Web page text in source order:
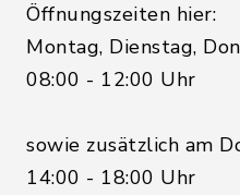
Öffnungszeiten hier:
Montag, Dienstag,
08:00 - 12:00 Uhr
sowie zusätzlich am
14:00 - 18:00 Uhr